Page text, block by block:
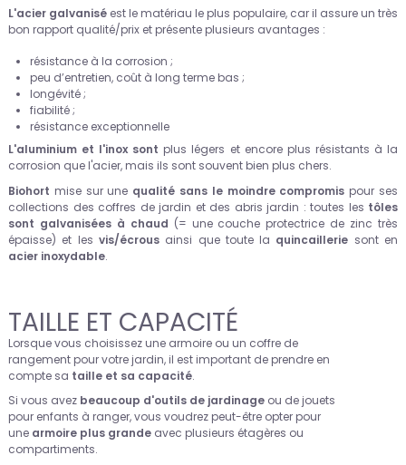
L'acier galvanisé est le matériau le plus populaire, car il assure un très
bon rapport qualité/prix et présente plusieurs avantages :
résistance à la corrosion ;
peu d’entretien, coût à long terme bas ;
longévité ;
fiabilité ;
résistance exceptionnelle
L'aluminium et l'inox sont plus légers et encore plus résistants à la
corrosion que l'acier, mais ils sont souvent bien plus chers.
Biohort mise sur une qualité sans le moindre compromis pour ses
collections des coffres de jardin et des abris jardin : toutes les tôles
sont galvanisées à chaud (= une couche protectrice de zinc très
épaisse) et les vis/écrousainsi que toute la quincaillerie sont en
acier inoxydable.
TAILLE ET CAPACITÉ
Lorsque vous choisissez une armoire ou un coffre de
rangement pour votre jardin, il est important de prendre en
compte sa taille et sa capacité.
Si vous avez beaucoup d'outils de jardinage ou de jouets
pour enfants à ranger, vous voudrez peut-être opter pour
une armoire plus grande avec plusieurs étagères ou
compartiments.